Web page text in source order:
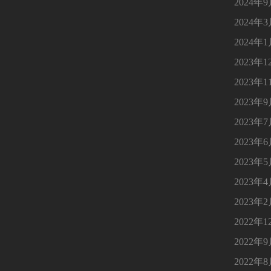
2024年3
2024年1
2023年
2023年
2023年9
2023年7
2023年6
2023年5
2023年4
2023年2
2022年
2022年9
2022年8